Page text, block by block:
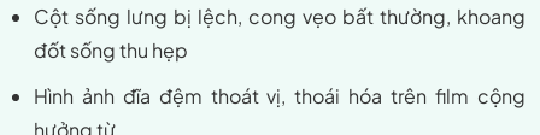
Cột sống lưng bị lệch, cong vẹo bất thường, khoang
đốt sống thu hẹp
Hình ảnh đĩa đệm thoát vị, thoái hóa trên film cộng
hưởng từ